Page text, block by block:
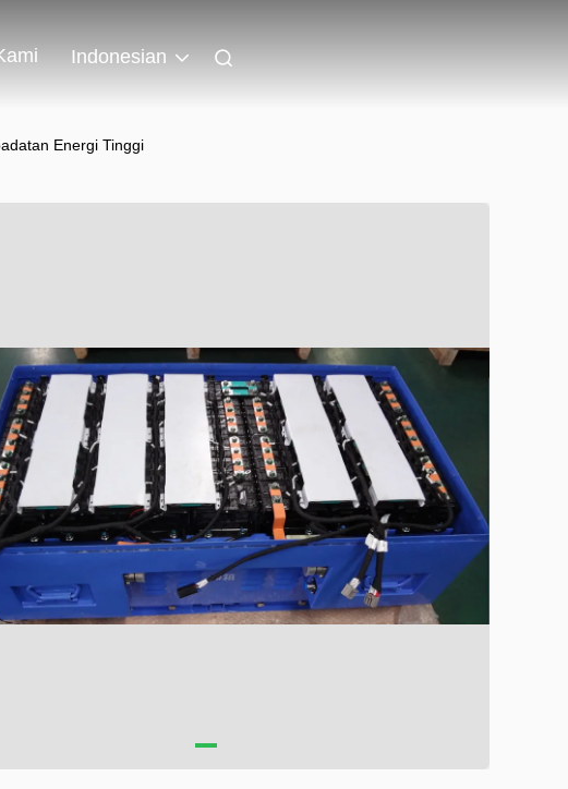
Indonesian
Energi Tinggi